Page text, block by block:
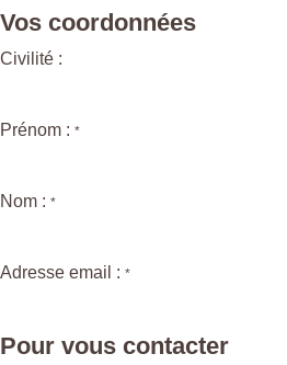
Vos coordonnées
Civilité :
Prénom : *
Nom : *
Adresse email : *
Pour vous contacter